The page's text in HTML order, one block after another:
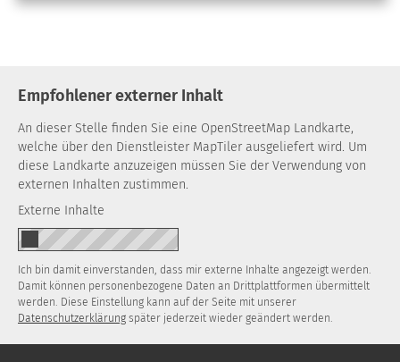
Empfohlener externer Inhalt
An dieser Stelle finden Sie eine OpenStreetMap Landkarte,
welche über den Dienstleister MapTiler ausgeliefert wird. Um
diese Landkarte anzuzeigen müssen Sie der Verwendung von
externen Inhalten zustimmen.
Externe Inhalte
Ich bin damit einverstanden, dass mir externe Inhalte angezeigt werden.
Damit können personenbezogene Daten an Drittplattformen übermittelt
werden. Diese Einstellung kann auf der Seite mit unserer
Datenschutzerklärung später jederzeit wieder geändert werden.